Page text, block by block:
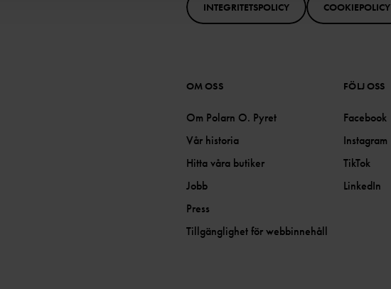
INTEGRITETSPOLICY COOKIEPOLICY
OM OSS
Om Polarn O. Pyret
Vår historia
Hitta våra butiker
Jobb
Press
Tillgänglighet för webbinnehåll
FÖLJ OSS
Facebook
Instagram
TikTok
LinkedIn